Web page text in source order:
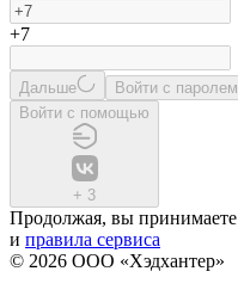
+7
Дальше
Войти с паролем
Войти с помощью
+ 3
Продолжая, вы принимаете
и правила сервиса
© 2026 ООО «Хэдхантер»